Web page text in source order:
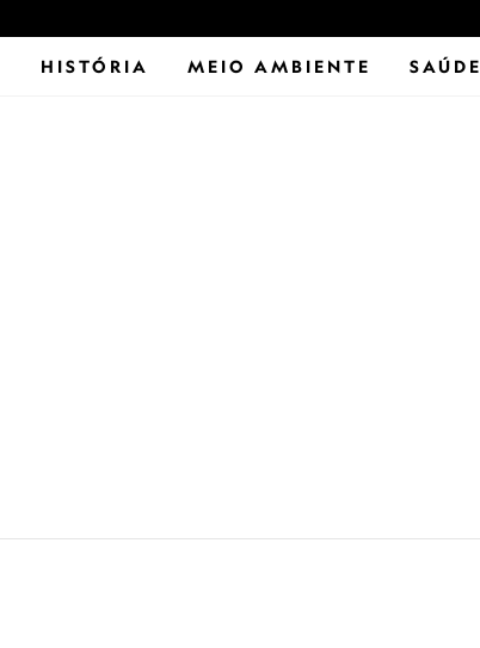
HISTÓRIA MEIO AMBIENTE SAÚDE